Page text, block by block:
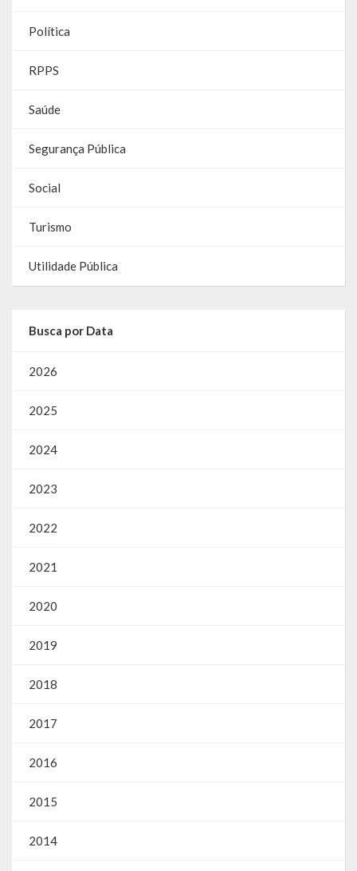
Política
RPPS
Saúde
Segurança Pública
Social
Turismo
Utilidade Pública
Busca por Data
2026
2025
2024
2023
2022
2021
2020
2019
2018
2017
2016
2015
2014